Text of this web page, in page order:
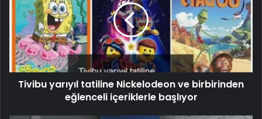
Tivibu yarıyıl tatiline Nickelodeon ve birbirinden
eğlenceli içeriklerle başlıyor